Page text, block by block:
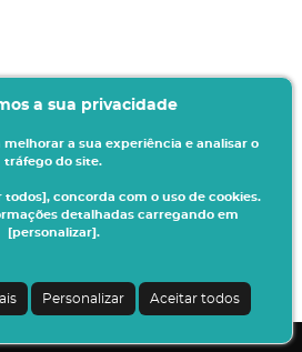
ano letivo.
da sua responsabilidade.
a sua privacidade
a sua experiência e analisar o
tráfego do site.
concorda com o uso de cookies.
detalhadas carregando em
[personalizar].
Personalizar Aceitar todos